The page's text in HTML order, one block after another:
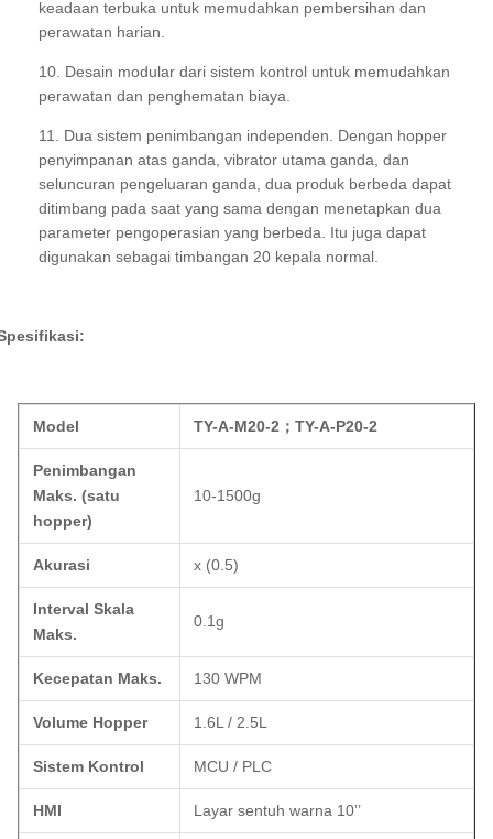
keadaan terbuka untuk memudahkan pembersihan dan
perawatan harian.
10. Desain modular dari sistem kontrol untuk memudahkan
perawatan dan penghematan biaya.
11. Dua sistem penimbangan independen. Dengan hopper
penyimpanan atas ganda, vibrator utama ganda, dan
seluncuran pengeluaran ganda, dua produk berbeda dapat
ditimbang pada saat yang sama dengan menetapkan dua
parameter pengoperasian yang berbeda. Itu juga dapat
digunakan sebagai timbangan 20 kepala normal.
Model TY-A-M20-2 ； TY-A-P20-2
Penimbangan
Maks. (satu
hopper)
10-1500g
Akurasi x (0.5)
Interval Skala
Maks.
0.1g
Kecepatan Maks. 130 WPM
Volume Hopper 1.6L / 2.5L
Sistem Kontrol MCU / PLC
HMI Layar sentuh warna 10’’